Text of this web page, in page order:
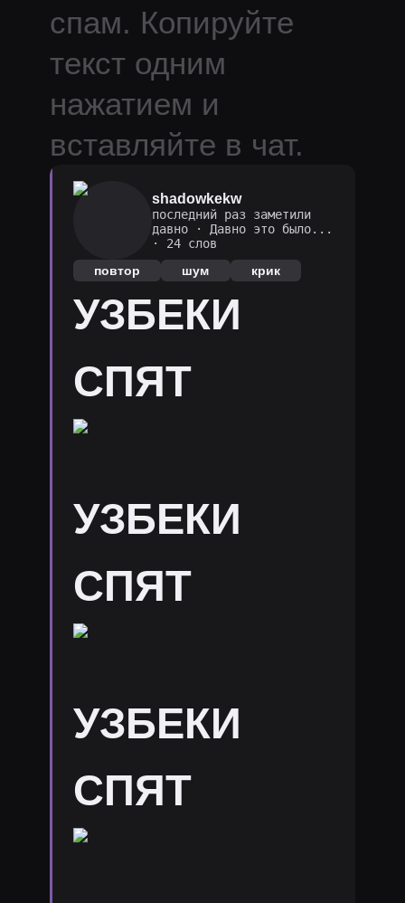
спам. Копируйте
текст одним
нажатием и
вставляйте в чат.
shadowkekw
последний раз заметили
давно·
Давно это было...
· 24 слов
повтор
шум крик
УЗБЕКИ
СПЯТ
УЗБЕКИ
СПЯТ
УЗБЕКИ
СПЯТ